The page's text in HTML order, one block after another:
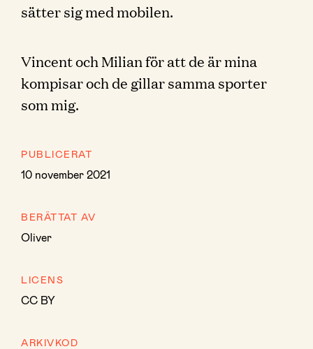
sätter sig med mobilen.
Vincent och Milian för att de är mina
kompisar och de gillar samma sporter
som mig.
PUBLICERAT
10 november 2021
BERÄTTAT AV
Oliver
LICENS
CC BY
ARKIVKOD